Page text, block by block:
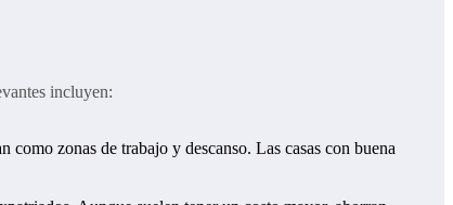
incluyen:
zonas de trabajo y descanso. Las casas con buena